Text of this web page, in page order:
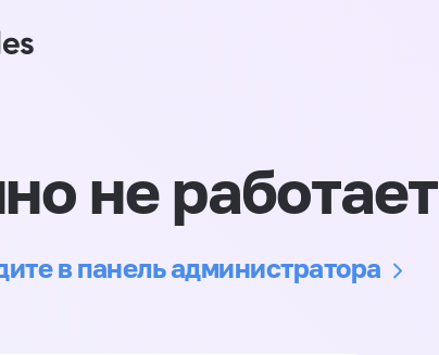
не работает
в панель администратора